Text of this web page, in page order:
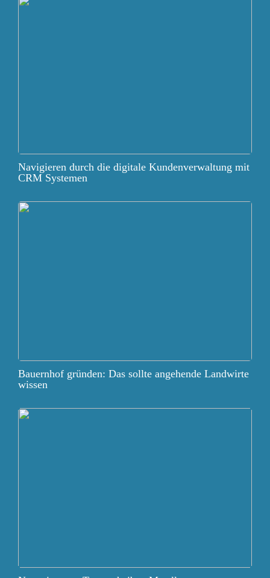
Navigieren durch die digitale Kundenverwaltung mit
CRM Systemen
Bauernhof gründen: Das sollte angehende Landwirte
wissen